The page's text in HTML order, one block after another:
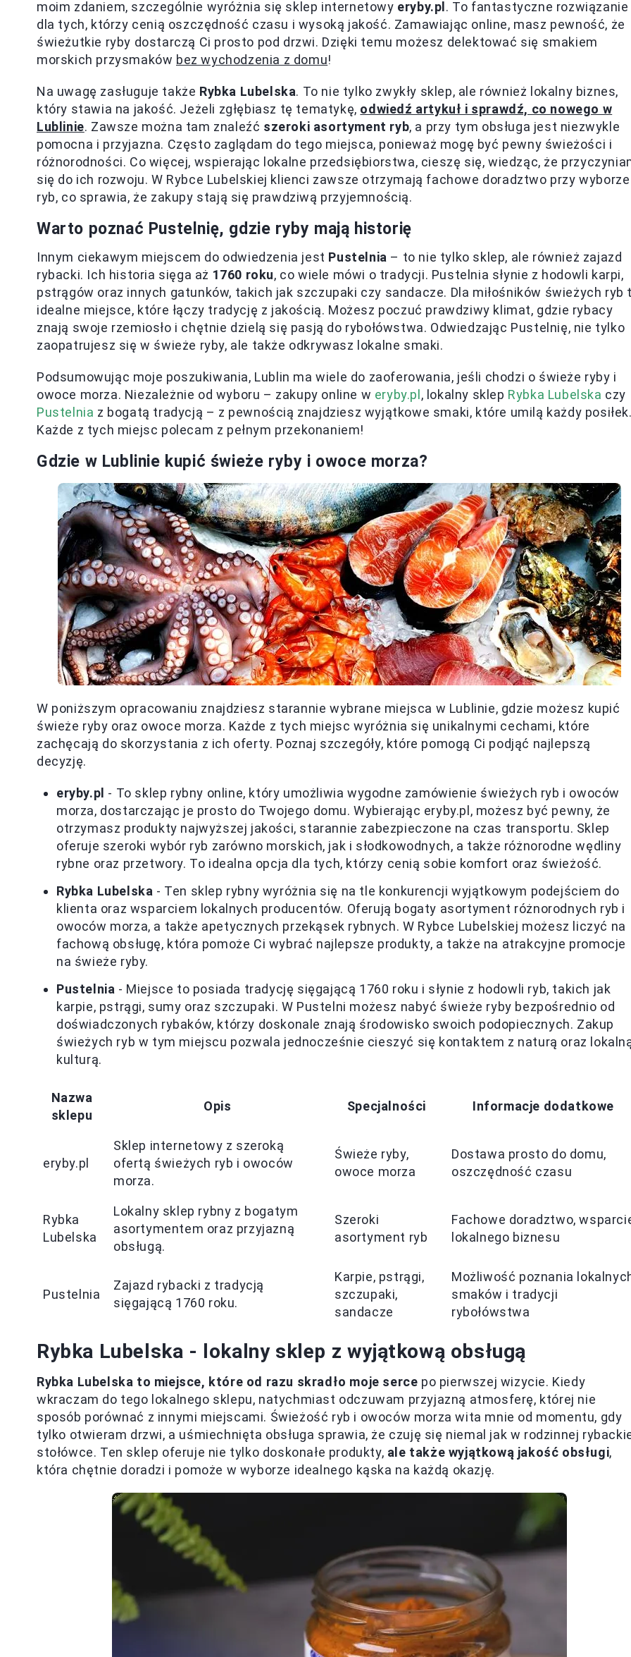
moim zdaniem, szczególnie wyróżnia się sklep internetowy eryby.pl . To fantastyczne rozwiązanie
dla tych, którzy cenią oszczędność czasu i wysoką jakość. Zamawiając online, masz pewność, że
świeżutkie ryby dostarczą Ci prosto pod drzwi. Dzięki temu możesz delektować się smakiem
morskich przysmaków bez wychodzenia z domu!
Na uwagę zasługuje także Rybka Lubelska. To nie tylko zwykły sklep, ale również lokalny biznes,
który stawia na jakość. Jeżeli zgłębiasz tę tematykę, odwiedź artykuł i sprawdź, co nowego w
Lublinie. Zawsze można tam znaleźć szeroki asortyment ryb, a przy tym obsługa jest niezwykle
pomocna i przyjazna. Często zaglądam do tego miejsca, ponieważ mogę być pewny świeżości i
różnorodności. Co więcej, wspierając lokalne przedsiębiorstwa, cieszę się, wiedząc, że
się do ich rozwoju. W Rybce Lubelskiej klienci zawsze otrzymają fachowe doradztwo przy wyborze
ryb, co sprawia, że zakupy stają się prawdziwą przyjemnością.
Warto poznać Pustelnię, gdzie ryby mają historię
Innym ciekawym miejscem do odwiedzenia jest Pustelnia – to nie tylko sklep, ale również zajazd
rybacki. Ich historia sięga aż 1760 roku, co wiele mówi o tradycji. Pustelnia słynie z hodowli karpi,
pstrągów oraz innych gatunków, takich jak szczupaki czy sandacze. Dla miłośników świeżych ryb
idealne miejsce, które łączy tradycję z jakością. Możesz poczuć prawdziwy klimat, gdzie rybacy
znają swoje rzemiosło i chętnie dzielą się pasją do rybołówstwa. Odwiedzając Pustelnię, nie tylko
zaopatrujesz się w świeże ryby, ale także odkrywasz lokalne smaki.
Podsumowując moje poszukiwania, Lublin ma wiele do zaoferowania, jeśli chodzi o świeże ryby i
owoce morza. Niezależnie od wyboru – zakupy online w eryby.pl , lokalny sklep Rybka Lubelska czy
Pustelnia z bogatą tradycją – z pewnością znajdziesz wyjątkowe smaki, które umilą każdy
Każde z tych miejsc polecam z pełnym przekonaniem!
Gdzie w Lublinie kupić świeże ryby i owoce morza?
W poniższym opracowaniu znajdziesz starannie wybrane miejsca w Lublinie, gdzie możesz kupić
świeże ryby oraz owoce morza. Każde z tych miejsc wyróżnia się unikalnymi cechami, które
zachęcają do skorzystania z ich oferty. Poznaj szczegóły, które pomogą Ci podjąć najlepszą
decyzję.
eryby.pl - To sklep rybny online, który umożliwia wygodne zamówienie świeżych ryb i owoców
morza, dostarczając je prosto do Twojego domu. Wybierając eryby.pl, możesz być pewny, że
otrzymasz produkty najwyższej jakości, starannie zabezpieczone na czas transportu. Sklep
oferuje szeroki wybór ryb zarówno morskich, jak i słodkowodnych, a także różnorodne wędliny
rybne oraz przetwory. To idealna opcja dla tych, którzy cenią sobie komfort oraz świeżość.
Rybka Lubelska - Ten sklep rybny wyróżnia się na tle konkurencji wyjątkowym podejściem do
klienta oraz wsparciem lokalnych producentów. Oferują bogaty asortyment różnorodnych ryb i
owoców morza, a także apetycznych przekąsek rybnych. W Rybce Lubelskiej możesz liczyć na
fachową obsługę, która pomoże Ci wybrać najlepsze produkty, a także na atrakcyjne promocje
na świeże ryby.
Pustelnia - Miejsce to posiada tradycję sięgającą 1760 roku i słynie z hodowli ryb, takich jak
karpie, pstrągi, sumy oraz szczupaki. W Pustelni możesz nabyć świeże ryby bezpośrednio od
doświadczonych rybaków, którzy doskonale znają środowisko swoich podopiecznych. Zakup
świeżych ryb w tym miejscu pozwala jednocześnie cieszyć się kontaktem z naturą oraz
kulturą.
Nazwa
sklepu
Opis Specjalności Informacje dodatkowe
eryby.pl
Sklep internetowy z szeroką
ofertą świeżych ryb i owoców
morza.
Świeże ryby,
owoce morza
Dostawa prosto do domu,
oszczędność czasu
Rybka
Lubelska
Lokalny sklep rybny z bogatym
asortymentem oraz przyjazną
obsługą.
Szeroki
asortyment ryb
Fachowe doradztwo,
lokalnego biznesu
Pustelnia
Zajazd rybacki z tradycją
sięgającą 1760 roku.
Karpie, pstrągi,
szczupaki,
sandacze
Możliwość poznania
smaków i tradycji
rybołówstwa
Rybka Lubelska - lokalny sklep z wyjątkową obsługą
Rybka Lubelska to miejsce, które od razu skradło moje serce po pierwszej wizycie. Kiedy
wkraczam do tego lokalnego sklepu, natychmiast odczuwam przyjazną atmosferę, której nie
sposób porównać z innymi miejscami. Świeżość ryb i owoców morza wita mnie od momentu, gdy
tylko otwieram drzwi, a uśmiechnięta obsługa sprawia, że czuję się niemal jak w rodzinnej
stołówce. Ten sklep oferuje nie tylko doskonałe produkty, ale także wyjątkową jakość obsługi,
która chętnie doradzi i pomoże w wyborze idealnego kąska na każdą okazję.